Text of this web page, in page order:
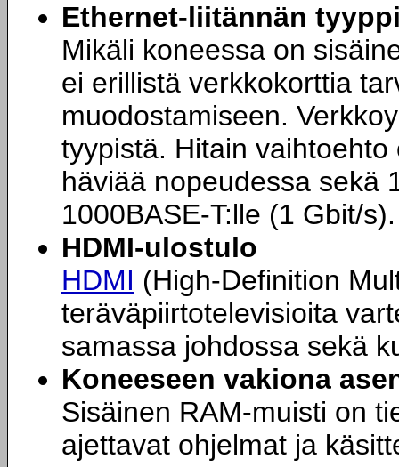
Ethernet-liitännän
Mikäli koneessa on
ei erillistä verkkokorttia
muodostamiseen.
tyypistä. Hitain
häviää nopeudessa sekä
1000BASE-T:lle (1 Gbit/s).
HDMI-ulostulo
HDMI (High-Definition
teräväpiirtotelevisioita
samassa johdossa sekä
Koneeseen vakiona
Sisäinen RAM-muisti on
ajettavat ohjelmat ja